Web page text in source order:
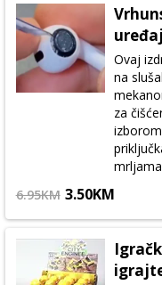
Ovaj
na
za
6.95KM 3.50KM